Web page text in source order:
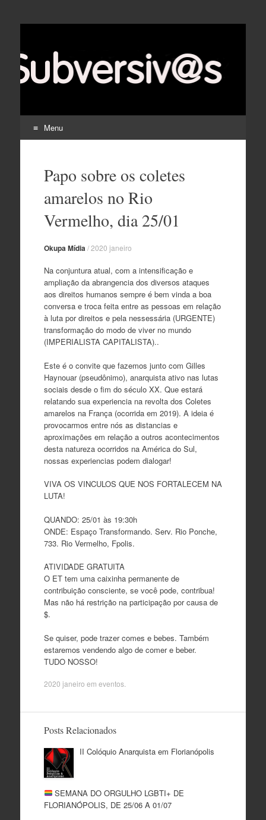
Menu
Papo sobre os coletes
amarelos no Rio
Vermelho, dia 25/01
Okupa Mídia /2020 janeiro
Na conjuntura atual, com a intensificação e
ampliação da abrangencia dos diversos ataques
aos direitos humanos sempre é bem vinda a boa
conversa e troca feita entre as pessoas em relação
à luta por direitos e pela nessessária (URGENTE)
transformação do modo de viver no mundo
(IMPERIALISTA CAPITALISTA)..
Este é o convite que fazemos junto com Gilles
Haynouar (pseudônimo), anarquista ativo nas lutas
sociais desde o fim do século XX. Que estará
relatando sua experiencia na revolta dos Coletes
amarelos na França (ocorrida em 2019). A ideia é
provocarmos entre nós as distancias e
aproximações em relação a outros acontecimentos
desta natureza ocorridos na América do Sul,
nossas experiencias podem dialogar!
VIVA OS VINCULOS QUE NOS FORTALECEM NA
LUTA!
QUANDO: 25/01 às 19:30h
ONDE: Espaço Transformando. Serv. Rio Ponche,
733. Rio Vermelho, Fpolis.
ATIVIDADE GRATUITA
O ET tem uma caixinha permanente de
contribuição consciente, se você pode, contribua!
Mas não há restrição na participação por causa de
$.
Se quiser, pode trazer comes e bebes. Também
estaremos vendendo algo de comer e beber.
TUDO NOSSO!
2020 janeiro em eventos.
Posts Relacionados
II Colóquio Anarquista em Florianópolis
SEMANA DO ORGULHO LGBTI+ DE
FLORIANÓPOLIS, DE 25/06 A 01/07